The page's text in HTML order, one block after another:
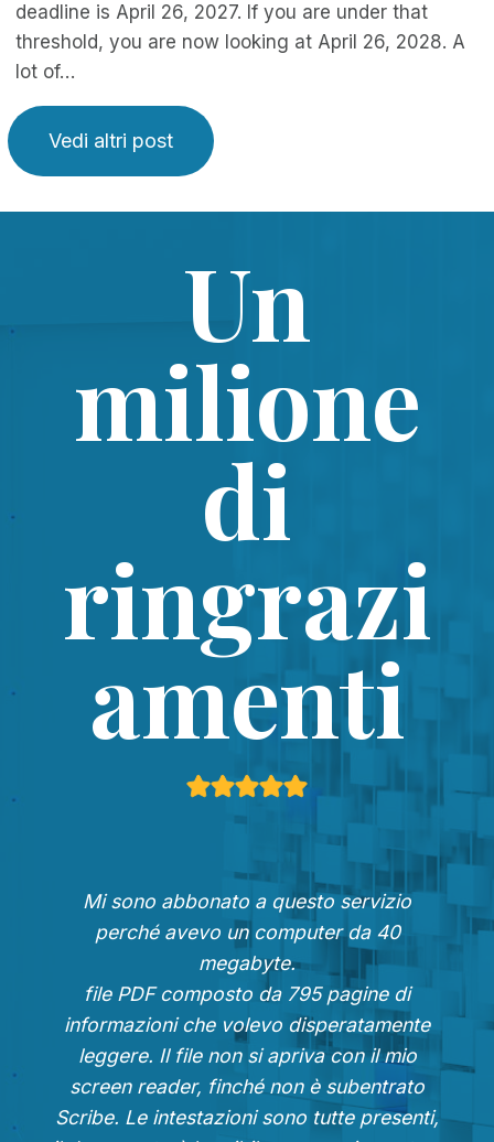
deadline is April 26, 2027. If you are under that
threshold, you are now looking at April 26, 2028. A
lot of…
Vedi altri post
Un
milione
di
ringrazi
amenti
Mi sono abbonato a questo servizio
perché avevo un computer da 40
megabyte.
file PDF composto da 795 pagine di
informazioni che volevo disperatamente
leggere. Il file non si apriva con il mio
screen reader, finché non è subentrato
Scribe. Le intestazioni sono tutte presenti,